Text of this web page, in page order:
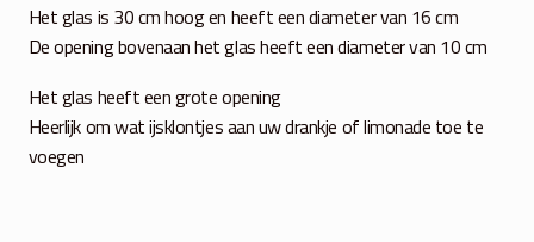
Het glas is 30 cm hoog en heeft een diameter van 16 cm
De opening bovenaan het glas heeft een diameter van 10 cm
Het glas heeft een grote opening
Heerlijk om wat ijsklontjes aan uw drankje of limonade toe te
voegen